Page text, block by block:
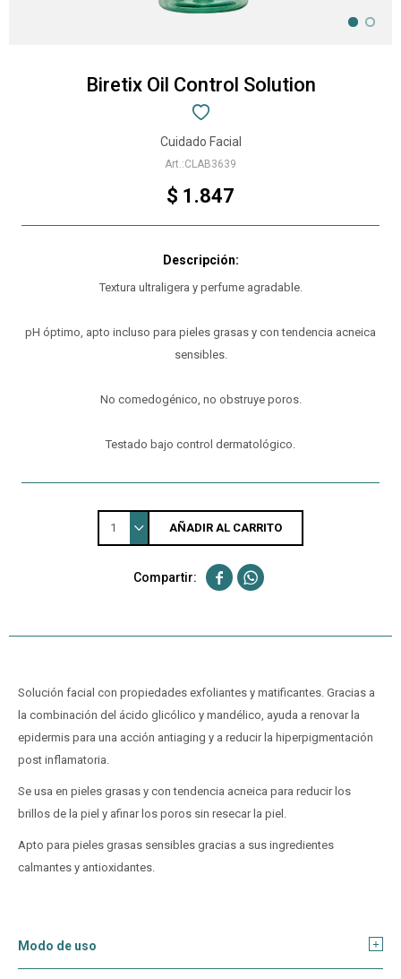
Biretix Oil Control Solution
Cuidado Facial
CLAB3639
$ 1.847
Textura ultraligera y perfume agradable.
pH óptimo, apto incluso para pieles grasas y con tendencia acneica
sensibles.
No comedogénico, no obstruye poros.
Testado bajo control dermatológico.
1 AÑADIR AL CARRITO
 
Solución facial con propiedades exfoliantes y matificantes. Gracias a
la combinación del ácido glicólico y mandélico, ayuda a renovar la
epidermis para una acción antiaging y a reducir la hiperpigmentación
post inflamatoria.
Se usa en pieles grasas y con tendencia acneica para reducir los
brillos de la piel y afinar los poros sin resecar la piel.
Apto para pieles grasas sensibles gracias a sus ingredientes
calmantes y antioxidantes.
Modo de uso